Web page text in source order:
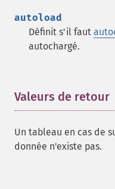
autoload
Définit s'il faut
autochargé.
Valeurs de retour
Un tableau en cas de
donnée n'existe pas.